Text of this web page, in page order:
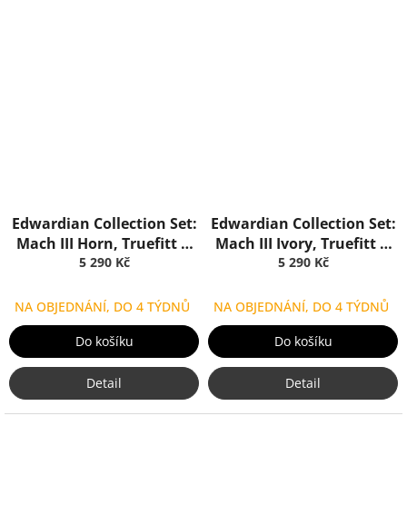
Edwardian Collection Set:
Mach III Horn, Truefitt &
Hill
5 290 Kč
NA OBJEDNÁNÍ, DO 4 TÝDNŮ
Do košíku
Detail
Edwardian Collection Set:
Mach III Ivory, Truefitt &
Hill
5 290 Kč
NA OBJEDNÁNÍ, DO 4 TÝDNŮ
Do košíku
Detail